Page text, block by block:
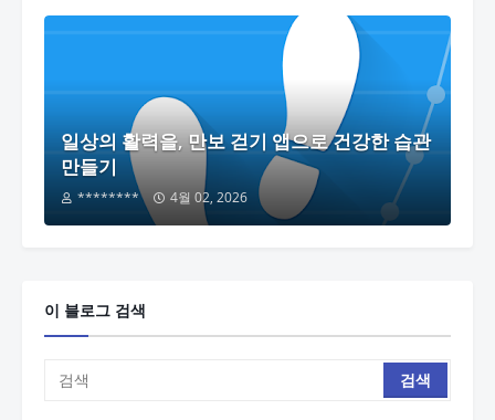
일상의 활력을, 만보 걷기 앱으로 건강한 습관
만들기
******** 4월 02, 2026
이 블로그 검색